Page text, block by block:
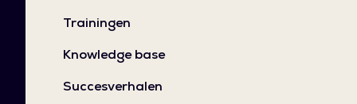
Trainingen
Knowledge base
Succesverhalen